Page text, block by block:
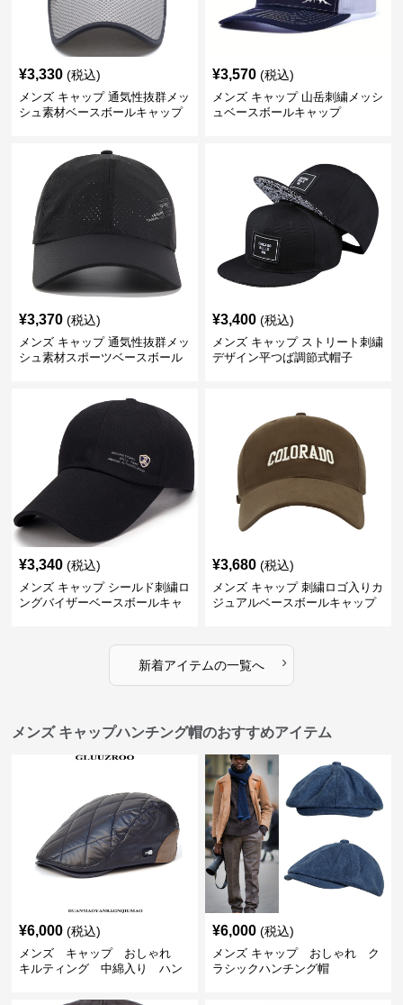
¥3,330 (税込)
メンズ キャップ 通気性抜群メッ
シュ素材ベースボールキャップ
¥3,570 (税込)
メンズ キャップ 山岳刺繍メッシ
ュベースボールキャップ
¥3,370 (税込)
メンズ キャップ 通気性抜群メッ
シュ素材スポーツベースボール
¥3,400 (税込)
メンズ キャップ ストリート刺繍
デザイン平つば調節式帽子
¥3,340 (税込)
メンズ キャップ シールド刺繍ロ
ングバイザーベースボールキャ
¥3,680 (税込)
メンズ キャップ 刺繍ロゴ入りカ
ジュアルベースボールキャップ
新着アイテムの一覧へ ›
メンズ キャップハンチング帽のおすすめアイテム
¥6,000 (税込)
メンズ キャップ おしゃれ
キルティング 中綿入り ハン
¥6,000 (税込)
メンズ キャップ おしゃれ ク
ラシックハンチング帽